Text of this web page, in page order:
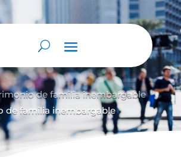
de familia inembargable
de familia inembargable